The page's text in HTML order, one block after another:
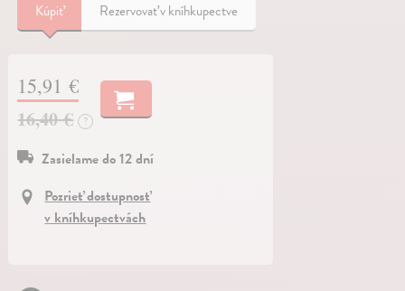
Kúpiť Rezervovať v kníhkupectve
15,91 €
16,40 €
?
Zasielame do 12 dní
Pozrieť dostupnosť
v kníhkupectvách